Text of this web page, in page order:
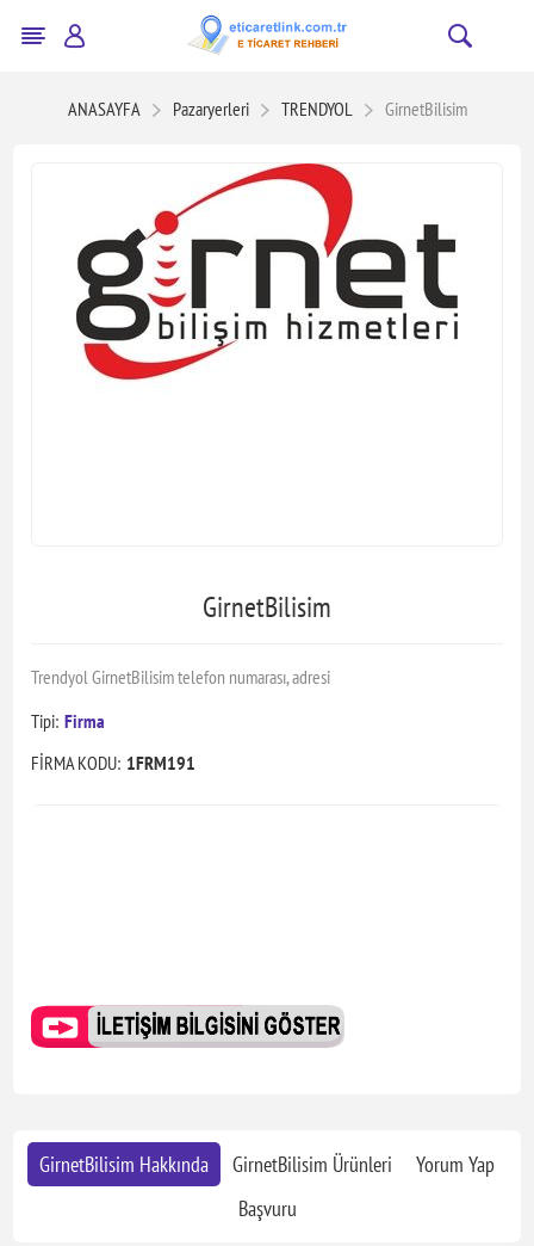
ANASAYFA Pazaryerleri TRENDYOL GirnetBilisim
GirnetBilisim
Trendyol GirnetBilisim telefon numarası, adresi
Tipi: Firma
FİRMA KODU: 1FRM191
GirnetBilisim Hakkında GirnetBilisim Ürünleri
Yorum Yap
Başvuru